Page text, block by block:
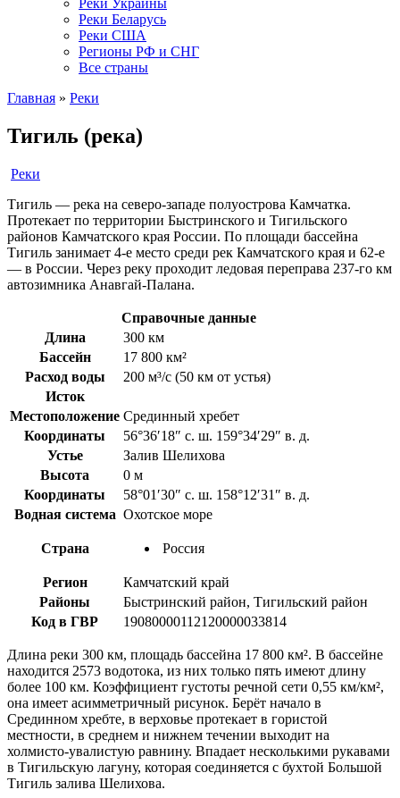
Реки Украины
Реки Беларусь
Реки США
Регионы РФ и СНГ
Все страны
Главная » Реки
Тигиль (река)
Реки
Тигиль — река на северо-западе полуострова Камчатка.
Протекает по территории Быстринского и Тигильского
районов Камчатского края России. По площади бассейна
Тигиль занимает 4-е место среди рек Камчатского края и 62-е
— в России. Через реку проходит ледовая переправа 237-го км
автозимника Анавгай-Палана.
Справочные данные
Длина
300 км
Бассейн
17 800 км²
Расход воды
200 м³/с (50 км от устья)
Исток
Местоположение Срединный хребет
Координаты
56°36′18″ с. ш. 159°34′29″ в. д.
Устье
Залив Шелихова
Высота
0 м
Координаты
58°01′30″ с. ш. 158°12′31″ в. д.
Водная система Охотское море
Страна Россия
Регион
Камчатский край
Районы
Быстринский район, Тигильский район
Код в ГВР
19080000112120000033814
Длина реки 300 км, площадь бассейна 17 800 км². В бассейне
находится 2573 водотока, из них только пять имеют длину
более 100 км. Коэффициент густоты речной сети 0,55 км/км²,
она имеет асимметричный рисунок. Берёт начало в
Срединном хребте, в верховье протекает в гористой
местности, в среднем и нижнем течении выходит на
холмисто-увалистую равнину. Впадает несколькими рукавами
в Тигильскую лагуну, которая соединяется с бухтой Большой
Тигиль залива Шелихова.